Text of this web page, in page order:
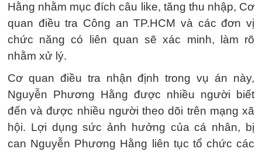
Hằng nhằm mục đích câu like, tăng thu nhập, Cơ
quan điều tra Công an TP.HCM và các đơn vị
chức năng có liên quan sẽ xác minh, làm rõ
nhằm xử lý.
Cơ quan điều tra nhận định trong vụ án này,
Nguyễn Phương Hằng được nhiều người biết
đến và được nhiều người theo dõi trên mạng xã
hội. Lợi dụng sức ảnh hưởng của cá nhân, bị
can Nguyễn Phương Hằng liên tục tổ chức các